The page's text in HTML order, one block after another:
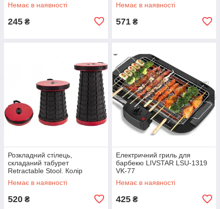
Немає в наявності
245 ₴
Немає в наявності
571 ₴
Розкладний стілець,
складаний табурет
Retractable Stool. Колір
червоний JY-78
Немає в наявності
520 ₴
Електричний гриль для
барбекю LIVSTAR LSU-1319
VK-77
Немає в наявності
425 ₴